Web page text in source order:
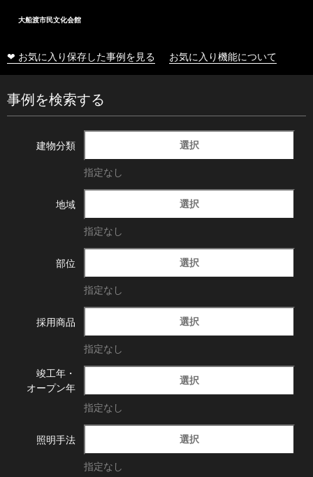
大船渡市民文化会館
❤ お気に入り保存した事例を見る お気に入り機能について
事例を検索する
建物分類 選択
指定なし
地域 選択
指定なし
部位 選択
指定なし
採用商品 選択
指定なし
竣工年・
オープン年
選択
指定なし
照明手法 選択
指定なし